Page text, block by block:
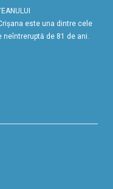
este una dintre cele
de 81 de ani.